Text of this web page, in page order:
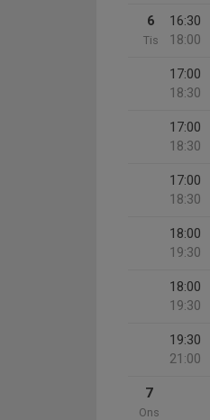
6
Tis
16:30
18:00
17:00
18:30
17:00
18:30
17:00
18:30
18:00
19:30
18:00
19:30
19:30
21:00
7
Ons